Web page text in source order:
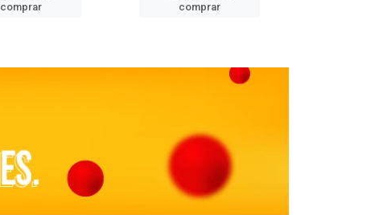
comprar
comprar